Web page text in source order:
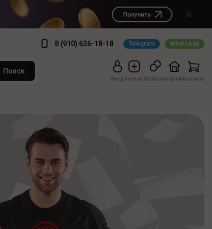
8 (910) 626-18-18 Telegram WhatsApp
Поиск
Вход Заказы Платежи Гараж Корзина